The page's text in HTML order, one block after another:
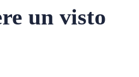
un visto